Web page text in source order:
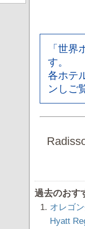
「世
す。
各ホテ
ンしご
過去のおす
オレゴ
Hyatt